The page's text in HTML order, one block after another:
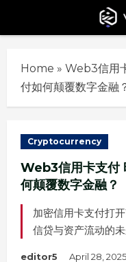
Home » Web3信用
付如何颠覆数字金融
Cryptocurrency
Web3信用卡支付
何颠覆数字金融？
加密信用卡支付打
信贷与资产流动的未
editor5 April 28, 2025